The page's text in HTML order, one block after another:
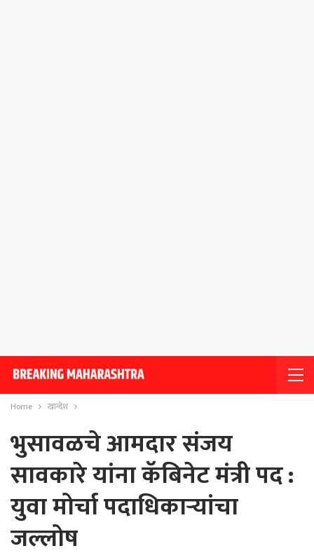
Home खान्देश
भुसावळचे आमदार संजय
सावकारे यांना कॅबिनेट मंत्री पद :
युवा मोर्चा पदाधिकार्‍यांचा
जल्लोष